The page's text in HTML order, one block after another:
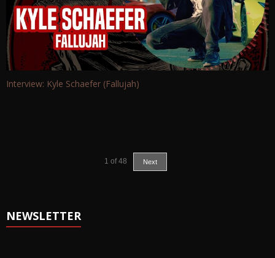
Interview: Kyle Schaefer (Fallujah)
1 of 48 Next
NEWSLETTER